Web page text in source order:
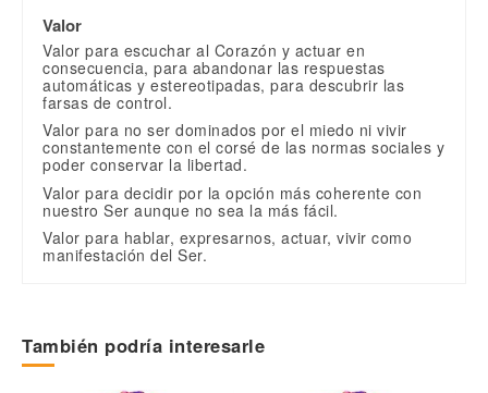
Valor
Valor para escuchar al Corazón y actuar en
consecuencia, para abandonar las respuestas
automáticas y estereotipadas, para descubrir las
farsas de control.
Valor para no ser dominados por el miedo ni vivir
constantemente con el corsé de las normas sociales y
poder conservar la libertad.
Valor para decidir por la opción más coherente con
nuestro Ser aunque no sea la más fácil.
Valor para hablar, expresarnos, actuar, vivir como
manifestación del Ser.
En stock 50 Artículos
También podría interesarle